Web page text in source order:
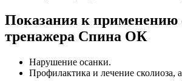
Показания к
тренажера Спина ОК
Нарушение осанки.
Профилактика и лечение сколиоза,